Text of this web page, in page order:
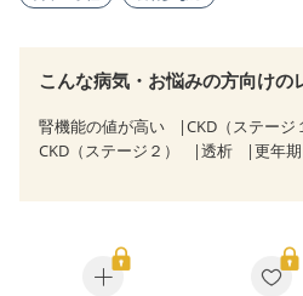
こんな病気・お悩みの方向けの
腎機能の値が高い
CKD（ステージ
CKD（ステージ２）
透析 更年期